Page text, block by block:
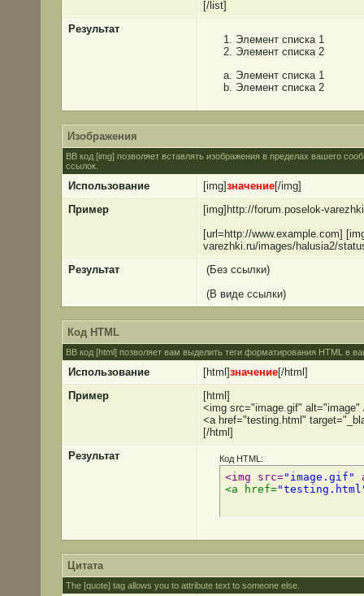
[/list]
Результат
Элемент списка 1
Элемент списка 2
Элемент списка 1
Элемент списка 2
Изображения
BB код [img] позволяет вставлять изображения в пределах вашего
ссылок.
Использование [img]значение[/img]
Пример
[img]http://forum.poselok-
[url=http://www.example.com]
varezhki.ru/images/halusia2/
Результат
(Без ссылки)
(В виде ссылки)
Код HTML
BB код [html] позволяет вам выделить теги форматирования HTML в
Использование [html]значение[/html]
Пример
[html]
<img src="image.gif" alt="image"
<a href="testing.html"
[/html]
Результат
Код HTML:
<img src="image.gif"
<a href=
Цитата
The [quote] tag allows you to attribute text to someone else.